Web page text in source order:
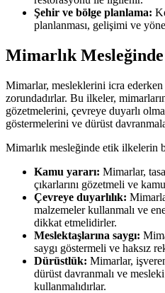
Şehir ve bölge planlama:
planlanması, gelişimi ve
Mimarlık
Mimarlar, mesleklerini icra
zorundadırlar. Bu ilkeler,
gözetmelerini, çevreye duyarlı
göstermelerini ve dürüst
Mimarlık mesleğinde etik ilkelerin
Kamu yararı: Mimarlar,
çıkarlarını gözetmeli ve
Çevreye duyarlılık:
malzemeler kullanmalı ve
dikkat etmelidirler.
Meslektaşlarına saygı:
saygı göstermeli ve haksız
Dürüstlük: Mimarlar,
dürüst davranmalı ve
kullanmalıdırlar.